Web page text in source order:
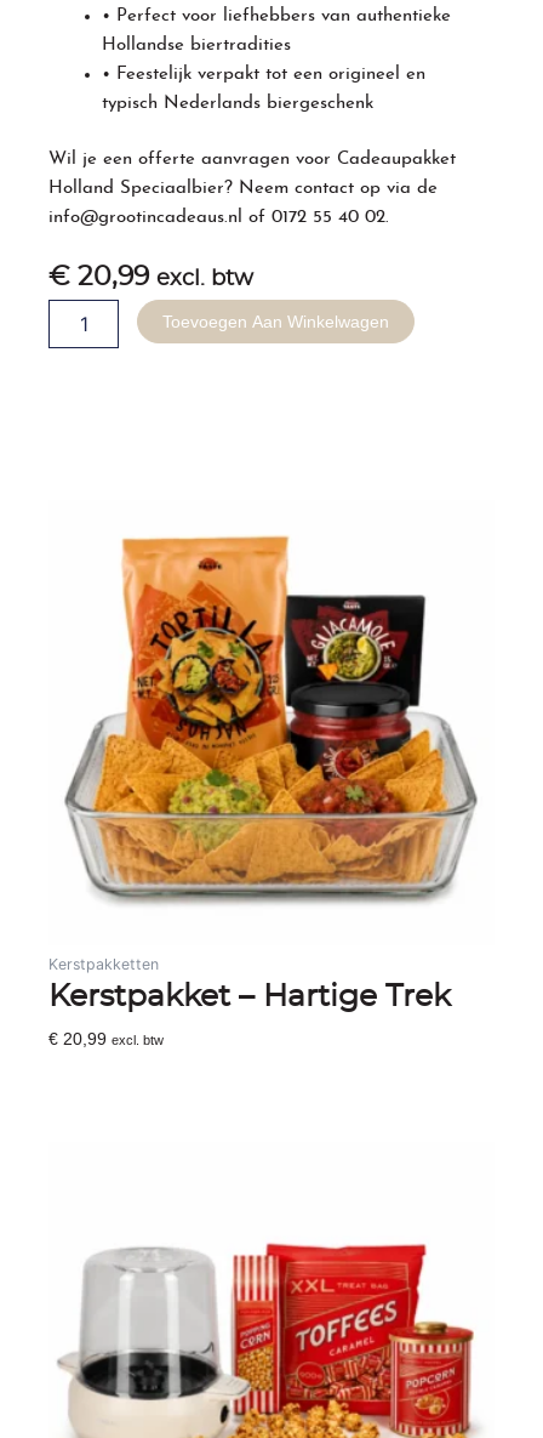
• Perfect voor liefhebbers van authentieke
Hollandse biertradities
• Feestelijk verpakt tot een origineel en
typisch Nederlands biergeschenk
Wil je een offerte aanvragen voor Cadeaupakket
Holland Speciaalbier? Neem contact op via de
info@grootincadeaus.nl
of0172 55 40 02.
€ 20,99 excl. btw
Cadeaupakket
Holland
Toevoegen Aan Winkelwagen
Kerstpakketten
Kerstpakket – Hartige Trek
€ 20,99 excl. btw